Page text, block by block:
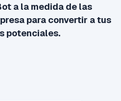
a la medida de las
para convertir a tus
potenciales.